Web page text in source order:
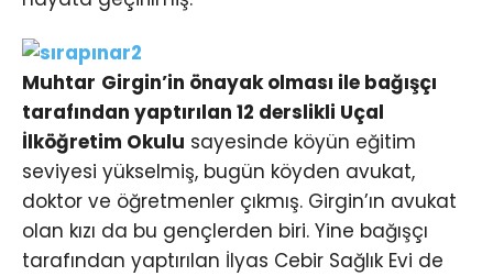
Muhtar Girgin’in önayak olması ile bağışçı
tarafından yaptırılan 12 derslikli Uçal
İlköğretim Okulu sayesinde köyün eğitim
seviyesi yükselmiş, bugün köyden avukat,
doktor ve öğretmenler çıkmış. Girgin’ın avukat
olan kızı da bu gençlerden biri. Yine bağışçı
tarafından yaptırılan İlyas Cebir Sağlık Evi de